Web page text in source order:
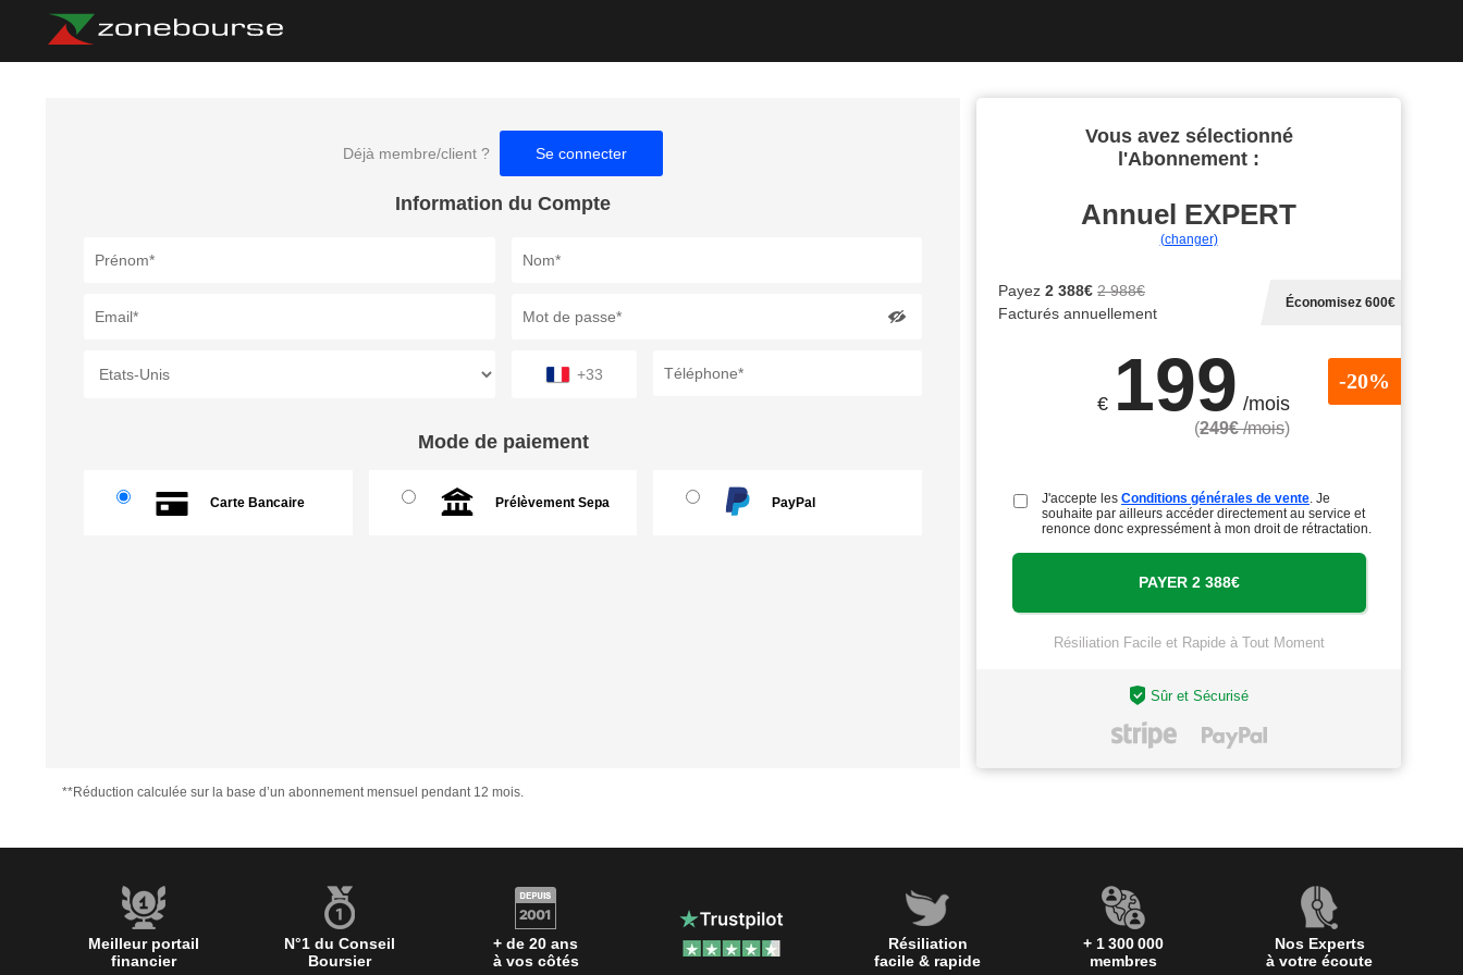
Déjà membre/client ? Se connecter
Information du Compte
+33
Mode de paiement
Carte Bancaire Prélèvement Sepa PayPal
Vous avez sélectionné
l'Abonnement :
Annuel EXPERT
(changer)
Payez 2 388€ 2 988€
Facturés annuellement
Économisez 600€
€ 199 /mois
(249€/mois)
-20%
J'accepte les Conditions générales de vente. Je
souhaite par ailleurs accéder directement au service et
renonce donc expressément à mon droit de rétractation.
Résiliation Facile et Rapide à Tout Moment
Sûr et Sécurisé
**Réduction calculée sur la base d’un abonnement mensuel pendant 12 mois.
Meilleur portail
financier
N°1 du Conseil
Boursier
+ de 20 ans
à vos côtés
+ 1 300 000
membres
Résiliation
facile & rapide
Nos Experts
à votre écoute